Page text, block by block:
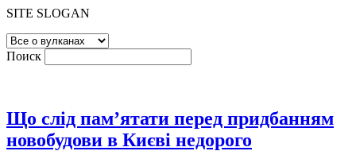
SITE SLOGAN
Поиск
Що слід пам’ятати перед придбанням
новобудови в Києві недорого